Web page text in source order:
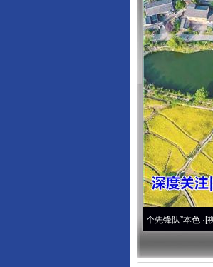
永葆“两个先锋队”本色·[视频]牢记